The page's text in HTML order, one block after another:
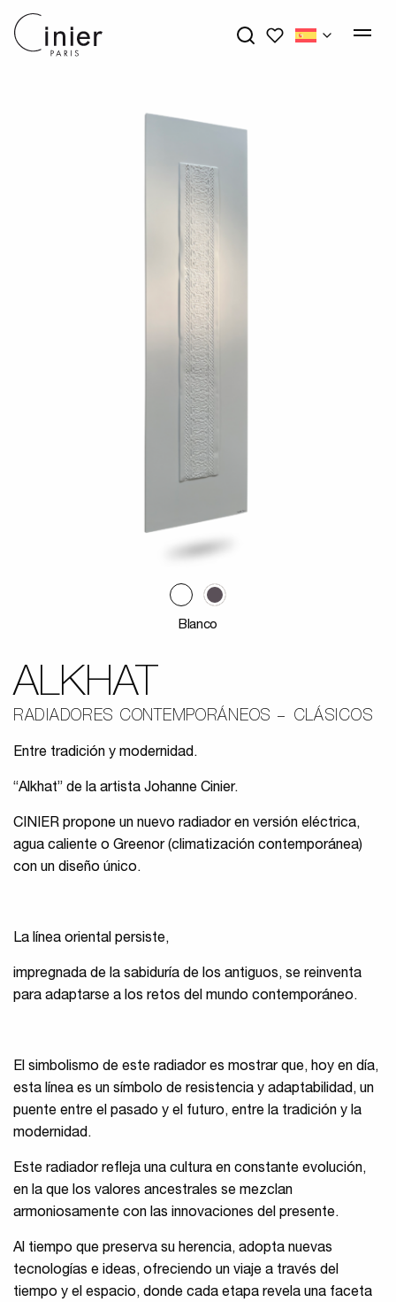
My wishlists
Blanco
ALKHAT
RADIADORES CONTEMPORÁNEOS CLÁSICOS
Entre tradición y modernidad.
“Alkhat” de la artista Johanne Cinier.
CINIER propone un nuevo radiador en versión eléctrica,
agua caliente o Greenor (climatización contemporánea)
con un diseño único.
La línea oriental persiste,
impregnada de la sabiduría de los antiguos, se reinventa
para adaptarse a los retos del mundo contemporáneo.
El simbolismo de este radiador es mostrar que, hoy en día,
esta línea es un símbolo de resistencia y adaptabilidad, un
puente entre el pasado y el futuro, entre la tradición y la
modernidad.
Este radiador refleja una cultura en constante evolución,
en la que los valores ancestrales se mezclan
armoniosamente con las innovaciones del presente.
Al tiempo que preserva su herencia, adopta nuevas
tecnologías e ideas, ofreciendo un viaje a través del
tiempo y el espacio, donde cada etapa revela una faceta